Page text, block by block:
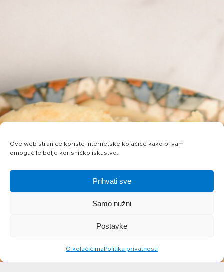
Ove web stranice koriste internetske kolačiće kako bi vam
omogućile bolje korisničko iskustvo.
Prihvati sve
Samo nužni
Postavke
O kolačićimaPolitika privatnosti